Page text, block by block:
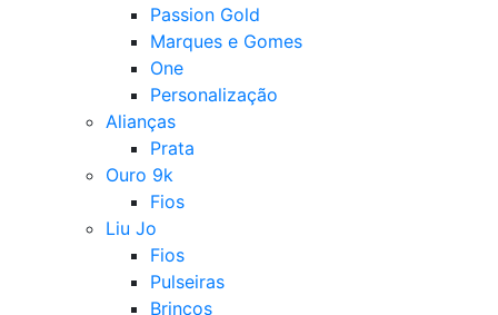
Passion Gold
Marques e Gomes
One
Personalização
Alianças
Prata
Ouro 9k
Fios
Liu Jo
Fios
Pulseiras
Brincos